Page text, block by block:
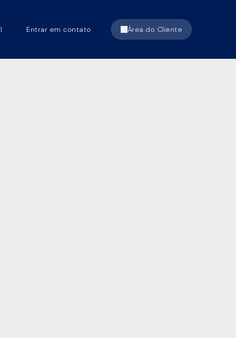
Área do Cliente
Entrar em contato